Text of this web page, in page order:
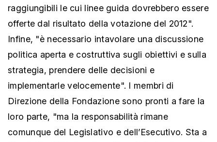
raggiungibili le cui linee guida dovrebbero essere
offerte dal risultato della votazione del 2012".
Infine, "è necessario intavolare una discussione
politica aperta e costruttiva sugli obiettivi e sulla
strategia, prendere delle decisioni e
implementarle velocemente". I membri di
Direzione della Fondazione sono pronti a fare la
loro parte, "ma la responsabilità rimane
comunque del Legislativo e dell’Esecutivo. Sta a